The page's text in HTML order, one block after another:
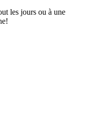
les jours ou à une